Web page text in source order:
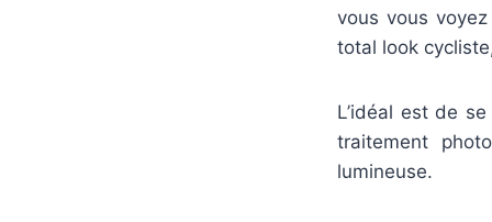
vous vous
total look
L’idéal est de
traitement
lumineuse.